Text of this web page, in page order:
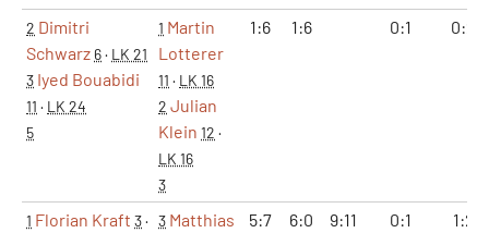
2 Dimitri
Schwarz 6· LK 21
3 Iyed Bouabidi
11 · LK 24
5
1 Martin
Lotterer
11 · LK 16
2 Julian
Klein 12 ·
LK 16
3
1:6 1:6 0:1 0:2
1 Florian Kraft 3· 3 Matthias
5:7 6:0 9:11 0:1 1:2